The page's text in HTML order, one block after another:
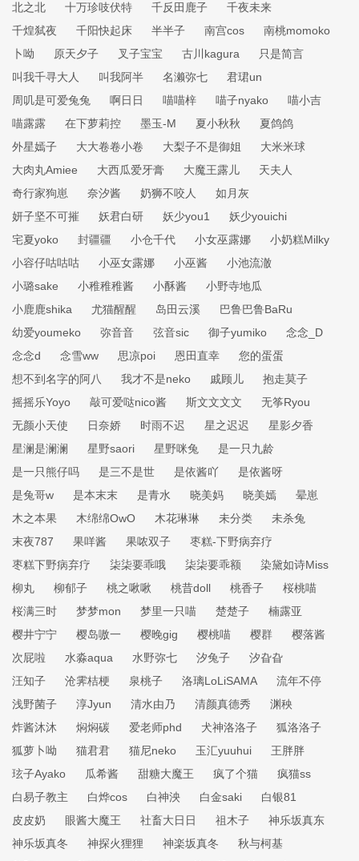
北之北
十万珍吱伏特 千反田鹿子
千夜未来
千煌弑夜
千阳快起床 半半子 南宫cos
南桃momoko
卜呦
原天夕子 叉子宝宝 古川kagura
只是简言
叫我千寻大人
叫我阿半 名濑弥七
君珺un
周叽是可爱兔兔
啊日日 喵喵梓 喵子nyako
喵小吉
喵露露
在下萝莉控 墨玉-M 夏小秋秋
夏鸽鸽
外星嫣子
大大卷卷小卷 大梨子不是御姐
大米米球
大肉丸Amiee
大西瓜爱牙膏 大魔王露儿
天夫人
奇行家狗崽
奈汐酱 奶狮不咬人
如月灰
妍子坚不可摧
妖君白研 妖少you1
妖少youichi
宅夏yoko
封疆疆 小仓千代 小女巫露娜
小奶糕Milky
小容仔咕咕咕
小巫女露娜 小巫酱
小池流澈
小璐sake
小稚稚稚酱 小酥酱
小野寺地瓜
小鹿鹿shika
尤猫醒醒 岛田云溪
巴鲁巴鲁BaRu
幼爱youmeko
弥音音 弦音sic 御子yumiko
念念_D
念念d
念雪ww 思凉poi 恩田直幸
您的蛋蛋
想不到名字的阿八
我才不是neko 戚顾儿
抱走莫子
摇摇乐Yoyo
敲可爱哒nico酱 斯文文文文
无筝Ryou
无颜小天使
日奈娇 时雨不迟 星之迟迟
星影夕香
星澜是澜澜
星野saori 星野咪兔
是一只九龄
是一只熊仔吗
是三不是世 是依酱吖
是依酱呀
是兔哥w
是本末末 是青水 晓美妈 晓美嫣
晕崽
木之本果
木绵绵OwO 木花琳琳 未分类
未杀兔
末夜787
果咩酱 果哝双子
枣糕-下野病弃疗
枣糕下野病弃疗
柒柒要乖哦 柒柒要乖额
染黛如诗Miss
柳丸
柳郁子 桃之啾啾 桃昔doll 桃香子
桜桃喵
桜满三时
梦梦mon 梦里一只喵 楚楚子
楠露亚
樱井宁宁
樱岛嗷一 樱晚gig 樱桃喵 樱群
樱落酱
次屁啦
水淼aqua 水野弥七 汐兔子
汐旮旮
汪知子
沧霁桔梗 泉桃子 洛璃LoLiSAMA
流年不停
浅野菌子
淳Jyun 清水由乃 清颜真德秀
渊秧
炸酱沐沐
焖焖碳 爱老师phd 犬神洛洛子
狐洛洛子
狐萝卜呦
猫君君 猫尼neko 玉汇yuuhui
王胖胖
玹子Ayako
瓜希酱 甜糖大魔王 疯了个猫
疯猫ss
白易子教主
白烨cos 白神泱 白金saki
白银81
皮皮奶
眼酱大魔王 社畜大日日 祖木子
神乐坂真东
神乐坂真冬
神探火狸狸 神楽坂真冬
秋与柯基